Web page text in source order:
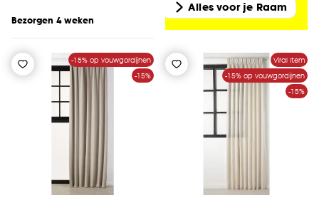
Bezorgen 4 weken
Alles voor je Raam
-15% op vouwgordijnen
-15%
Viral Item
-15% op vouwgordijnen
-15%